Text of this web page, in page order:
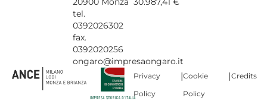
tel.
0392026302
fax.
0392020256
ongaro@impresaongaro.it
Privacy
Policy
|Cookie
Policy
|Credits